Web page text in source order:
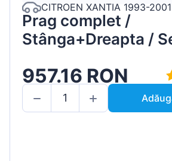
CITROEN XANTIA 1993-2001
Prag complet /
Stânga+Dreapta /
957.16 RON